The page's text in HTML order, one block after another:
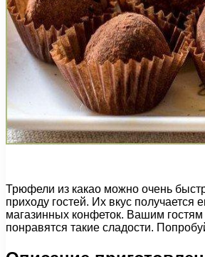
Трюфели из какао можно очень
приходу гостей. Их вкус получается
магазинных конфеток. Вашим гостям
понравятся такие сладости.